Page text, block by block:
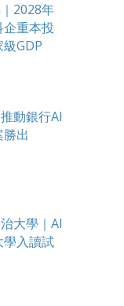
2028年
重本投
GDP
動銀行AI
出
大學｜AI
學入讀試